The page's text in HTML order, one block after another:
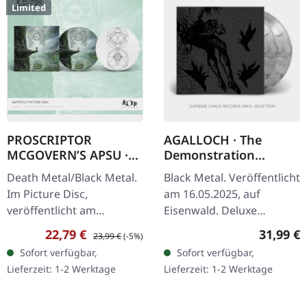
Limited
PROSCRIPTOR
MCGOVERN’S APSU ·
Proscriptor
Mcgovern’s Apsu |
PICTURE DISC LP
Death Metal/Black Metal.
Im Picture Disc,
veröffentlicht am
26.11.2021, auf Agonia
Records. Picture Disc
Vinyl im Gatefold-Cover
mit Booklet im…
Verkaufspreis:
22,79 € Regulärer Preis:
23,99 €(-5%)
Sofort verfügbar,
Lieferzeit: 1-2 Werktage
AGALLOCH · The
Demonstration
Archive: 1996-1998 |
SMOKE 2LP
Black Metal. Veröffentlicht
am 16.05.2025, auf
Eisenwald. Deluxe
Gatefold-Cover 2LP auf
Pressung. Stabiles
Gatefold-Cover auf…
31,99 €
Sofort verfügbar,
Lieferzeit: 1-2 Werktage